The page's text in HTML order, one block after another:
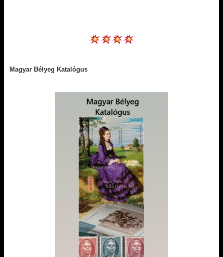
Magyar Bélyeg Katalógus